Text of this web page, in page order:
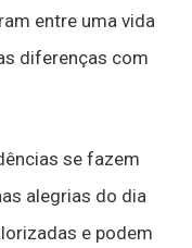
entre uma vida
diferenças com
se fazem
alegrias do dia
e podem